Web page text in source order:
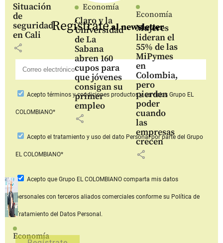
Situación
de
seguridad
en Cali
share
Economía
Claro y la
Universidad
de La
Sabana
abren 160
cupos para
que jóvenes
consigan su
primer
empleo
share
Economía
Mujeres
lideran el
55% de las
MiPymes
en
Colombia,
pero
pierden
poder
cuando
las
empresas
crecen
share
Economía
Regístrateal newsletter
Aceptotérminos y condiciones productos y serviciosGrupo EL
COLOMBIANO*
Acepto el tratamiento y uso del dato Personalpor parte del Grupo
EL COLOMBIANO*
Acepto que Grupo EL COLOMBIANOcomparta mis datos
personales con terceros aliados comerciales conforme su Política de
Tratamiento del Datos Personal.